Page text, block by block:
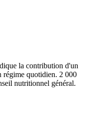
la contribution d'un
régime quotidien. 2 000
nutritionnel général.